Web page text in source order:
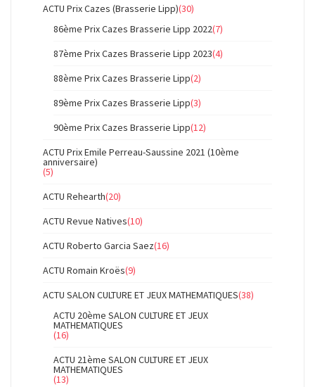
ACTU Prix Cazes (Brasserie Lipp)(30)
86ème Prix Cazes Brasserie Lipp 2022(7)
87ème Prix Cazes Brasserie Lipp 2023(4)
88ème Prix Cazes Brasserie Lipp(2)
89ème Prix Cazes Brasserie Lipp(3)
90ème Prix Cazes Brasserie Lipp(12)
ACTU Prix Emile Perreau-Saussine 2021 (10ème
anniversaire)
(5)
ACTU Rehearth(20)
ACTU Revue Natives(10)
ACTU Roberto Garcia Saez(16)
ACTU Romain Kroës(9)
ACTU SALON CULTURE ET JEUX MATHEMATIQUES(38)
ACTU 20ème SALON CULTURE ET JEUX
MATHEMATIQUES
(16)
ACTU 21ème SALON CULTURE ET JEUX
MATHEMATIQUES
(13)